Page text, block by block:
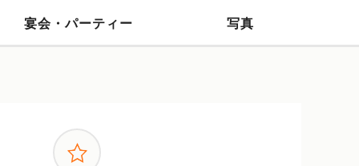
宴会・パーティー 写真